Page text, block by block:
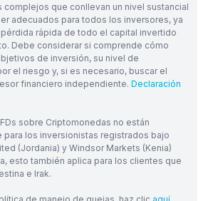
complejos que conllevan un nivel sustancial
adecuados para todos los inversores, ya
rápida de todo el capital invertido
Debe considerar si comprende cómo
de inversión, su nivel de
el riesgo y, si es necesario, buscar el
financiero independiente. Declaración
sobre Criptomonedas no están
los inversionistas registrados bajo
(Jordania) y Windsor Markets (Kenia)
esto también aplica para los clientes que
e Irak.